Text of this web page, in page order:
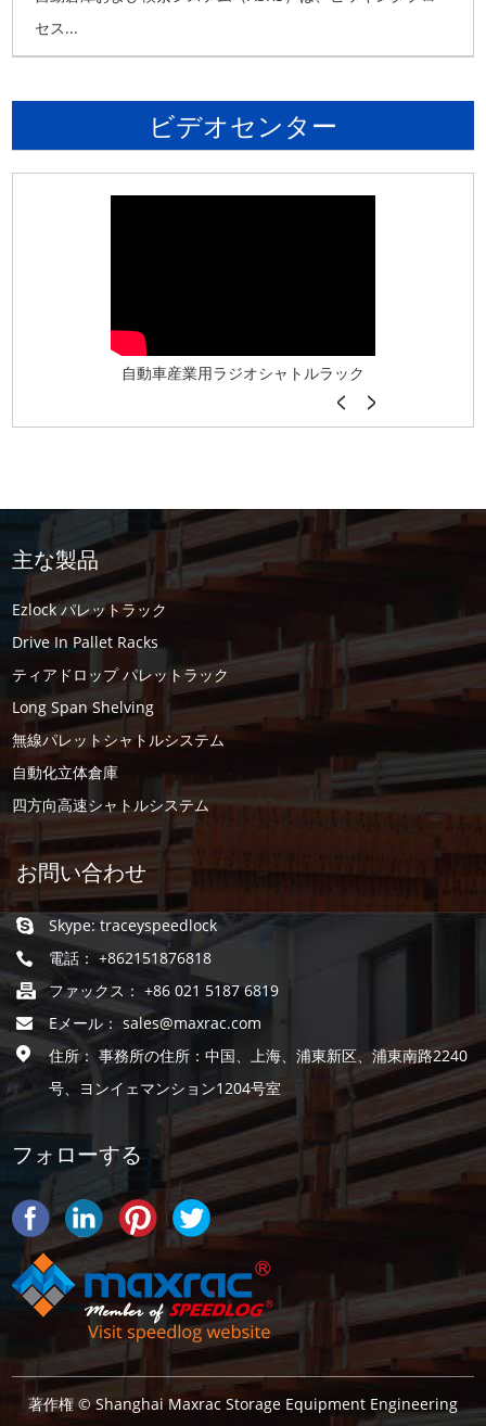
セス...
ビデオセンター
自動車産業用ラジオシャトルラック
主な製品
Ezlock パレットラック
Drive In Pallet Racks
ティアドロップ パレットラック
Long Span Shelving
無線パレットシャトルシステム
自動化立体倉庫
四方向高速シャトルシステム
お問い合わせ
Skype:traceyspeedlock
電話： +862151876818
ファックス： +86 021 5187 6819
Eメール：sales@maxrac.com
住所： 事務所の住所：中国、上海、浦東新区、浦東南路2240
号、ヨンイェマンション1204号室
フォローする
著作権 © Shanghai Maxrac Storage Equipment Engineering